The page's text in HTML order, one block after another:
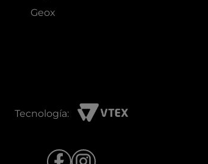
Geox
Tecnología: